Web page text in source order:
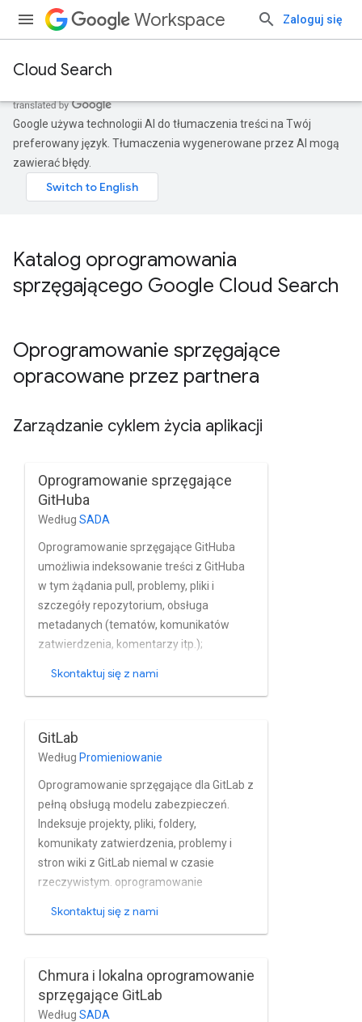
Workspace Zaloguj się
Cloud Search
Google używa technologii AI do tłumaczenia treści na Twój
preferowany język. Tłumaczenia wygenerowane przez AI mogą
zawierać błędy.
Katalog oprogramowania
sprzęgającego Google Cloud Search
Oprogramowanie sprzęgające
opracowane przez partnera
Zarządzanie cyklem życia aplikacji
Oprogramowanie sprzęgające
GitHuba
Według SADA
Oprogramowanie sprzęgające GitHuba
umożliwia indeksowanie treści z GitHuba
w tym żądania pull, problemy, pliki i
szczegóły repozytorium, obsługa
metadanych (tematów, komunikatów
zatwierdzenia, komentarzy itp.);
obsługuje szybkie wykrywanie zmian
Zawartość GitHub.
Skontaktuj się z nami
GitLab
Według Promieniowanie
Oprogramowanie sprzęgające dla GitLab z
pełną obsługą modelu zabezpieczeń.
Indeksuje projekty, pliki, foldery,
komunikaty zatwierdzenia, problemy i
stron wiki z GitLab niemal w czasie
rzeczywistym. oprogramowanie
wbudowane konto użytkownika i grupę
Search szóstej generacji.
Skontaktuj się z nami
Chmura i lokalna oprogramowanie
sprzęgające GitLab
Według SADA